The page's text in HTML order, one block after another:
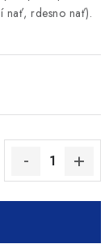
nať, rdesno nať).